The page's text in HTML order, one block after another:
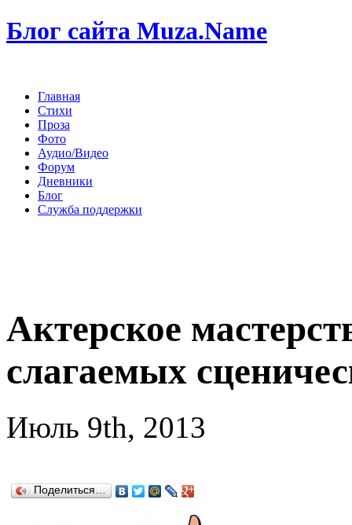
Блог сайта Muza.Name
Главная
Стихи
Проза
Фото
Аудио/Видео
Форум
Дневники
Блог
Служба поддержки
Актерское
слагаемых
Июль 9th, 2013
Поделиться…